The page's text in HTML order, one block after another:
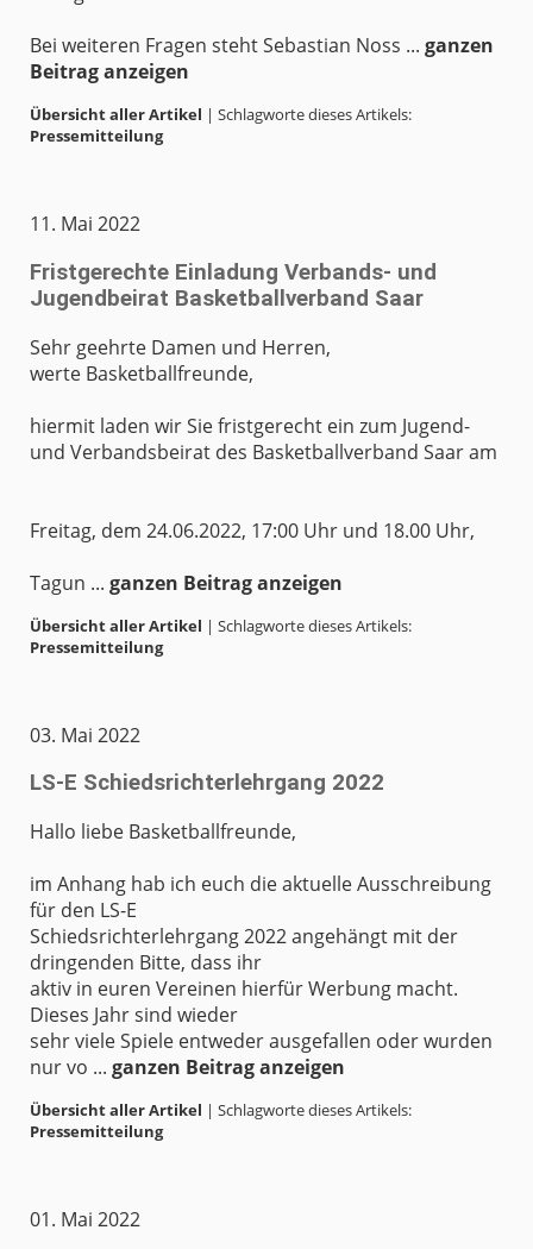
Bei weiteren Fragen steht Sebastian Noss ... ganzen
Beitrag anzeigen
Übersicht aller Artikel | Schlagworte dieses Artikels:
Pressemitteilung
11. Mai 2022
Fristgerechte Einladung Verbands- und
Jugendbeirat Basketballverband Saar
Sehr geehrte Damen und Herren,
werte Basketballfreunde,
hiermit laden wir Sie fristgerecht ein zum Jugend-
und Verbandsbeirat des Basketballverband Saar am
Freitag, dem 24.06.2022, 17:00 Uhr und 18.00 Uhr,
Tagun ... ganzen Beitrag anzeigen
Übersicht aller Artikel | Schlagworte dieses Artikels:
Pressemitteilung
03. Mai 2022
LS-E Schiedsrichterlehrgang 2022
Hallo liebe Basketballfreunde,
im Anhang hab ich euch die aktuelle Ausschreibung
für den LS-E
Schiedsrichterlehrgang 2022 angehängt mit der
dringenden Bitte, dass ihr
aktiv in euren Vereinen hierfür Werbung macht.
Dieses Jahr sind wieder
sehr viele Spiele entweder ausgefallen oder wurden
nur vo ... ganzen Beitrag anzeigen
Übersicht aller Artikel | Schlagworte dieses Artikels:
Pressemitteilung
01. Mai 2022